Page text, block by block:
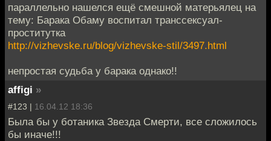
параллельно нашелся ещё смешной матерьялец на
тему: Барака Обаму воспитал транссексуал-
проститутка
http://vizhevske.ru/blog/vizhevske-stil/3497.html
непростая судьба у барака однако!!
affigi »
#123 | 16.04.12 18:36
Была бы у ботаника Звезда Смерти, все сложилось
бы иначе!!!